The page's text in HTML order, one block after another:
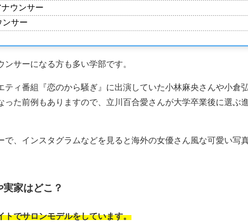
ウンサー
ンサー
サーになる方も多い学部です。
ティ番組『恋のから騒ぎ』に出演していた小林麻央さんや小倉弘
った前例もありますので、立川百合愛さんが大学卒業後に選ぶ
で、インスタグラムなどを見ると海外の女優さん風な可愛い写
家はどこ？
トでサロンモデルをしています。